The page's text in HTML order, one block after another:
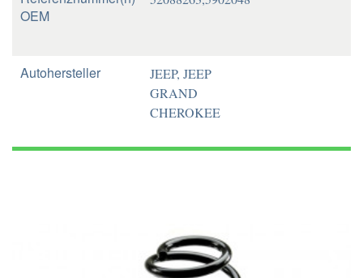
OEM
Autohersteller
JEEP, JEEP
GRAND
CHEROKEE